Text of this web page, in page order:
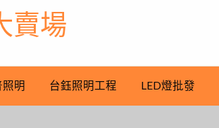
賣場
明 台鈺照明工程 LED燈批發